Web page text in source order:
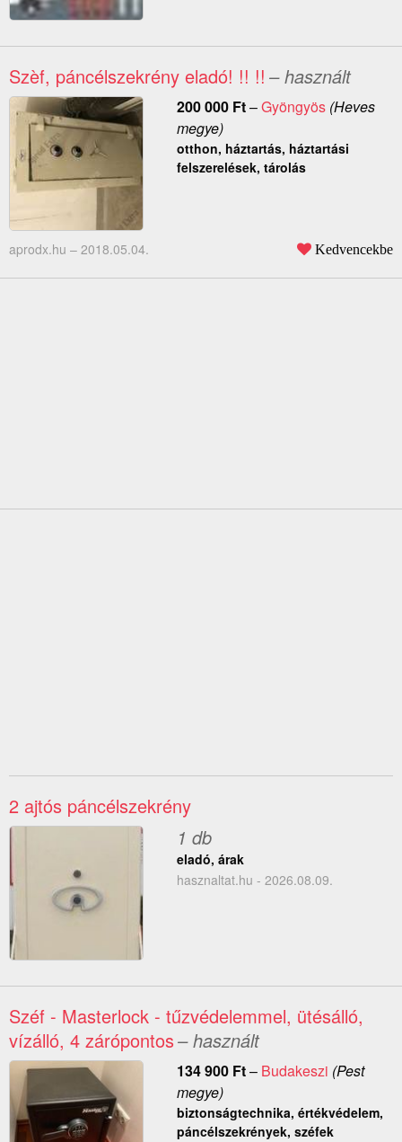
Szèf, páncélszekrény eladó! !! !! – használt
200 000 Ft–Gyöngyös(Heves
megye)
otthon, háztartás, háztartási
felszerelések, tárolás
aprodx.hu – 2018.05.04. Kedvencekbe
2 ajtós páncélszekrény
1 db
eladó, árak
hasznaltat.hu - 2026.08.09.
Széf - Masterlock - tűzvédelemmel, ütésálló,
vízálló, 4 zárópontos– használt
134 900 Ft– Budakeszi (Pest
megye)
biztonságtechnika, értékvédelem,
páncélszekrények, széfek